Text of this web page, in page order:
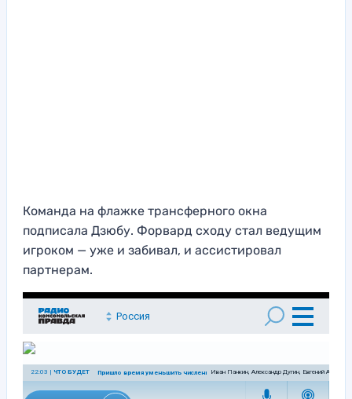
Команда на флажке трансферного окна
подписала Дзюбу. Форвард сходу стал ведущим
игроком — уже и забивал, и ассистировал
партнерам.